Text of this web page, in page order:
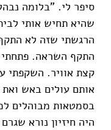
סיפר לי. "בלומה
שהיא תחיש אותי
הרגשתי שזה לא
התקף השראה. פתחתי
קצת אוויר. השקפתי
אותם עולים באש ואת
בסמטאות מבוהלים
היה חיזיון נורא